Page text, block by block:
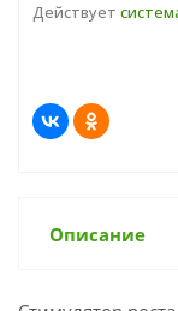
Действует
Описание